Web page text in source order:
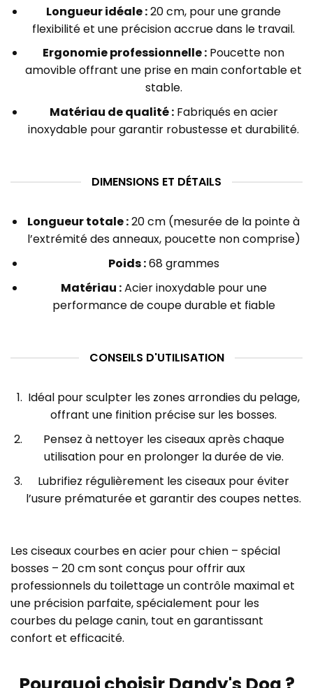
Longueur idéale :20 cm, pour une grande
flexibilité et une précision accrue dans le travail.
Ergonomie professionnelle : Poucette non
amovible offrant une prise en main confortable et
stable.
Matériau de qualité :Fabriqués en acier
inoxydable pour garantir robustesse et durabilité.
DIMENSIONS ET DÉTAILS
Longueur totale :20 cm (mesurée de la pointe à
l’extrémité des anneaux, poucette non comprise)
Poids :68 grammes
Matériau :Acier inoxydable pour une
performance de coupe durable et fiable
CONSEILS D'UTILISATION
Idéal pour sculpter les zones arrondies du pelage,
offrant une finition précise sur les bosses.
Pensez à nettoyer les ciseaux après chaque
utilisation pour en prolonger la durée de vie.
Lubrifiez régulièrement les ciseaux pour éviter
l’usure prématurée et garantir des coupes nettes.
Les ciseaux courbes en acier pour chien – spécial
bosses – 20 cm sont conçus pour offrir aux
professionnels du toilettage un contrôle maximal et
une précision parfaite, spécialement pour les
courbes du pelage canin, tout en garantissant
confort et efficacité.